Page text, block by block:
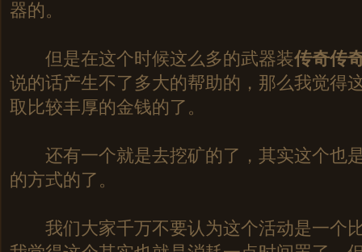
器的。
但是在这个时候这么多的武器装传奇传
说的话产生不了多大的帮助的，那么我觉得
取比较丰厚的金钱的了。
还有一个就是去挖矿的了，其实这个也
的方式的了。
我们大家千万不要认为这个活动是一个